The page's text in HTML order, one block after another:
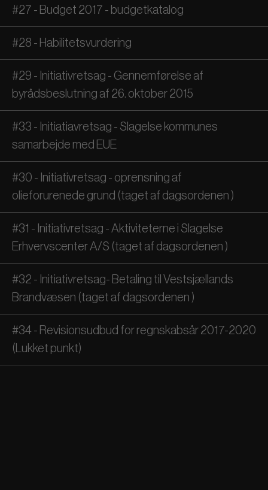
#27 - Budget 2017 - budgetkatalog
#28 - Habilitetsvurdering
#29 - Initiativretsag - Gennemførelse af
byrådsbeslutning af 26. oktober 2015
#33 - Initiatiavretsag - Slagelse kommunes
samarbejde med EUE
#30 - Initiativretsag - oprensning af
olieforurenede grund (taget af dagsordenen )
#31 - Initiativretsag - Aktiviteterne i Slagelse
Erhvervscenter A/S (taget af dagsordenen )
#32 - Initiativretsag- Betaling til Vestsjællands
Brandvæsen (taget af dagsordenen )
#34 - Revisionsudbud for regnskabsår 2017-2020
(Lukket punkt)